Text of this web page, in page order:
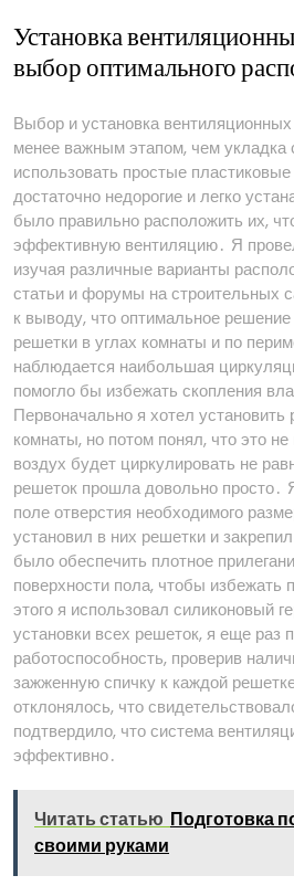
Установка
выбор оптимального
Выбор и установка
менее важным этапом, чем
использовать простые
достаточно недорогие и легко
было правильно расположить их,
эффективную вентиляцию․ Я
изучая различные варианты
статьи и форумы на строительных
к выводу, что оптимальное решение
решетки в углах комнаты и по
наблюдается наибольшая
помогло бы избежать скопления
Первоначально я хотел установить
комнаты, но потом понял, что это не
воздух будет циркулировать не
решеток прошла довольно просто․
поле отверстия необходимого
установил в них решетки и
было обеспечить плотное
поверхности пола, чтобы
этого я использовал силиконовый
установки всех решеток, я еще раз
работоспособность, проверив
зажженную спичку к каждой
отклонялось, что
подтвердило, что система
эффективно․
Читать статью Подготовка
своими руками